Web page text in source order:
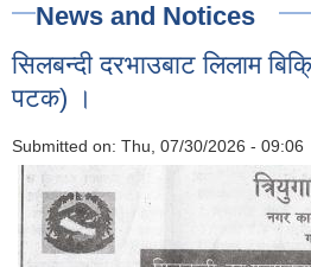
News and Notices
सिलबन्दी दरभाउबाट लिलाम
पटक) ।
Submitted on: Thu, 07/30/2026 - 09:06